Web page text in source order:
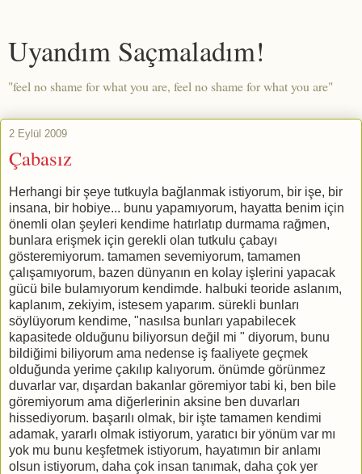
Uyandım Saçmaladım!
"feel no shame for what you are, feel no shame for what you are"
2 Eylül 2009
Çabasız
Herhangi bir şeye tutkuyla bağlanmak istiyorum, bir işe, bir
insana, bir hobiye... bunu yapamıyorum, hayatta benim için
önemli olan şeyleri kendime hatırlatıp durmama rağmen,
bunlara erişmek için gerekli olan tutkulu çabayı
gösteremiyorum. tamamen sevemiyorum, tamamen
çalışamıyorum, bazen dünyanın en kolay işlerini yapacak
gücü bile bulamıyorum kendimde. halbuki teoride aslanım,
kaplanım, zekiyim, istesem yaparım. sürekli bunları
söylüyorum kendime, "nasılsa bunları yapabilecek
kapasitede olduğunu biliyorsun değil mi " diyorum, bunu
bildiğimi biliyorum ama nedense iş faaliyete geçmek
olduğunda yerime çakılıp kalıyorum. önümde görünmez
duvarlar var, dışardan bakanlar göremiyor tabi ki, ben bile
göremiyorum ama diğerlerinin aksine ben duvarları
hissediyorum. başarılı olmak, bir işte tamamen kendimi
adamak, yararlı olmak istiyorum, yaratıcı bir yönüm var mı
yok mu bunu keşfetmek istiyorum, hayatımın bir anlamı
olsun istiyorum, daha çok insan tanımak, daha çok yer